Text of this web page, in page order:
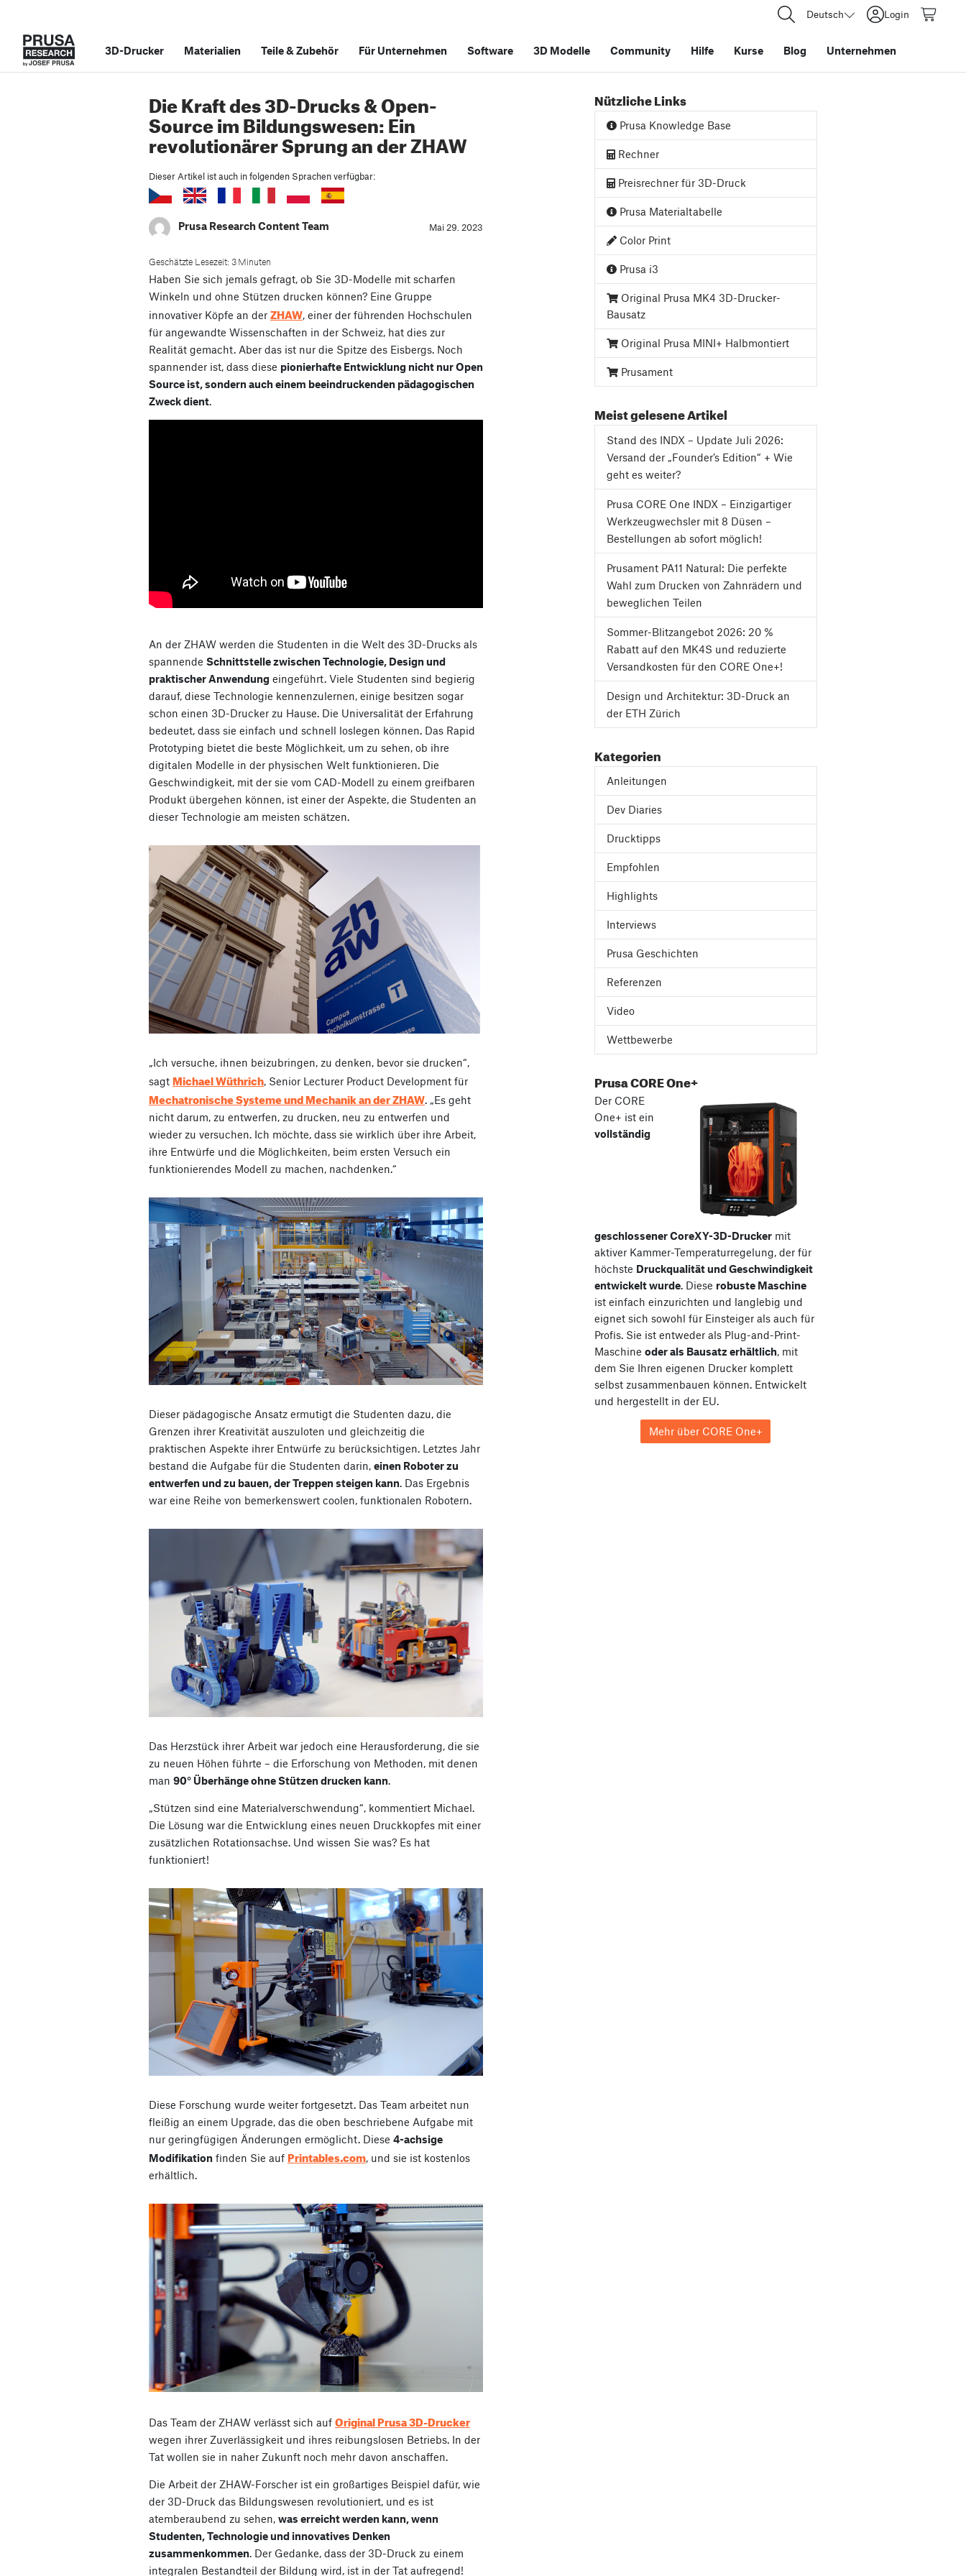
Deutsch Login
3D-Drucker Materialien Teile&Zubehör Für Unternehmen Software 3D Modelle Community Hilfe Kurse Blog Unternehmen
Die Kraft des 3D-Drucks & Open-
Source im Bildungswesen: Ein
revolutionärer Sprung an der ZHAW
Dieser Artikel ist auch in folgenden Sprachen verfügbar:
Prusa Research Content Team Mai 29. 2023
Geschätzte Lesezeit: 3 Minuten
Haben Sie sich jemals gefragt, ob Sie 3D-Modelle mit scharfen
Winkeln und ohne Stützen drucken können? Eine Gruppe
innovativer Köpfe an der ZHAW, einer der führenden Hochschulen
für angewandte Wissenschaften in der Schweiz, hat dies zur
Realität gemacht. Aber das ist nur die Spitze des Eisbergs. Noch
spannender ist, dass diese pionierhafte Entwicklung nicht nur Open
Source ist, sondern auch einem beeindruckenden pädagogischen
Zweck dient.
An der ZHAW werden die Studenten in die Welt des 3D-Drucks als
spannende Schnittstelle zwischen Technologie, Design und
praktischer Anwendung eingeführt. Viele Studenten sind begierig
darauf, diese Technologie kennenzulernen, einige besitzen sogar
schon einen 3D-Drucker zu Hause. Die Universalität der Erfahrung
bedeutet, dass sie einfach und schnell loslegen können. Das Rapid
Prototyping bietet die beste Möglichkeit, um zu sehen, ob ihre
digitalen Modelle in der physischen Welt funktionieren. Die
Geschwindigkeit, mit der sie vom CAD-Modell zu einem greifbaren
Produkt übergehen können, ist einer der Aspekte, die Studenten an
dieser Technologie am meisten schätzen.
„Ich versuche, ihnen beizubringen, zu denken, bevor sie drucken“,
sagt Michael Wüthrich , Senior Lecturer Product Development für
Mechatronische Systeme und Mechanik an der ZHAW . „Es geht
nicht darum, zu entwerfen, zu drucken, neu zu entwerfen und
wieder zu versuchen. Ich möchte, dass sie wirklich über ihre Arbeit,
ihre Entwürfe und die Möglichkeiten, beim ersten Versuch ein
funktionierendes Modell zu machen, nachdenken.“
Dieser pädagogische Ansatz ermutigt die Studenten dazu, die
Grenzen ihrer Kreativität auszuloten und gleichzeitig die
praktischen Aspekte ihrer Entwürfe zu berücksichtigen. Letztes Jahr
bestand die Aufgabe für die Studenten darin, einen Roboter zu
entwerfen und zu bauen, der Treppen steigen kann. Das Ergebnis
war eine Reihe von bemerkenswert coolen, funktionalen Robotern.
Das Herzstück ihrer Arbeit war jedoch eine Herausforderung, die sie
zu neuen Höhen führte – die Erforschung von Methoden, mit denen
man 90° Überhänge ohne Stützen drucken kann.
„Stützen sind eine Materialverschwendung“, kommentiert Michael.
Die Lösung war die Entwicklung eines neuen Druckkopfes mit einer
zusätzlichen Rotationsachse. Und wissen Sie was? Es hat
funktioniert!
Diese Forschung wurde weiter fortgesetzt. Das Team arbeitet nun
fleißig an einem Upgrade, das die oben beschriebene Aufgabe mit
nur geringfügigen Änderungen ermöglicht. Diese 4-achsige
Modifikation finden Sie auf Printables.com, und sie ist kostenlos
erhältlich.
Das Team der ZHAW verlässt sich auf Original Prusa 3D-Drucker
wegen ihrer Zuverlässigkeit und ihres reibungslosen Betriebs. In der
Tat wollen sie in naher Zukunft noch mehr davon anschaffen.
Die Arbeit der ZHAW-Forscher ist ein großartiges Beispiel dafür, wie
der 3D-Druck das Bildungswesen revolutioniert, und es ist
atemberaubend zu sehen, was erreicht werden kann, wenn
Studenten, Technologie und innovatives Denken
zusammenkommen. Der Gedanke, dass der 3D-Druck zu einem
integralen Bestandteil der Bildung wird, ist in der Tat aufregend!
Nützliche Links
Prusa Knowledge Base
Rechner
Preisrechner für 3D-Druck
Prusa Materialtabelle
Color Print
Prusa i3
Original Prusa MK4 3D-Drucker-
Bausatz
Original Prusa MINI+ Halbmontiert
Prusament
Meist gelesene Artikel
Stand des INDX – Update Juli 2026:
Versand der „Founder’s Edition“ + Wie
geht es weiter?
Prusa CORE One INDX – Einzigartiger
Werkzeugwechsler mit 8 Düsen –
Bestellungen ab sofort möglich!
Prusament PA11 Natural: Die perfekte
Wahl zum Drucken von Zahnrädern und
beweglichen Teilen
Sommer-Blitzangebot 2026: 20 %
Rabatt auf den MK4S und reduzierte
Versandkosten für den CORE One+!
Design und Architektur: 3D-Druck an
der ETH Zürich
Kategorien
Anleitungen
Dev Diaries
Drucktipps
Empfohlen
Highlights
Interviews
Prusa Geschichten
Referenzen
Video
Wettbewerbe
Prusa CORE One+
Der CORE
One+ ist ein
vollständig
geschlossener CoreXY-3D-Druckermit
aktiver Kammer-Temperaturregelung, der für
höchste Druckqualität und Geschwindigkeit
entwickelt wurde. Diese robuste Maschine
ist einfach einzurichten und langlebig und
eignet sich sowohl für Einsteiger als auch für
Profis. Sie ist entweder als Plug-and-Print-
Maschine oder als Bausatz erhältlich, mit
dem Sie Ihren eigenen Drucker komplett
selbst zusammenbauen können. Entwickelt
und hergestellt in der EU.
Mehr über CORE One+